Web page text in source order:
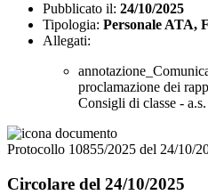
Pubblicato il: 24/10/2025
Tipologia: Personale ATA,
Allegati:
proclamazione dei
Consigli di classe -
Protocollo 10855/2025 del 24/10/
Circolare del 24/10/2025